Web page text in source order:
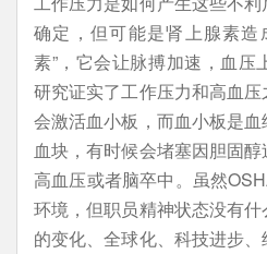
确定，但可能是肾上腺素造
素”，它会让脉搏加速，血压
研究证实了工作压力和高血
会激活血小板，而血小板是
血块，有时候会堵塞因胆固
高血压或者脑卒中。虽然
环境，但职员精神状态没有
的变化、全球化、科技进步